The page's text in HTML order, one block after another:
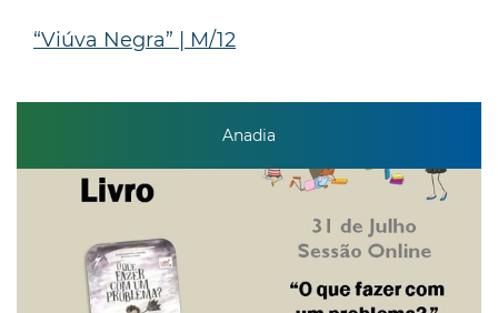
“Viúva Negra” | M/12
Anadia